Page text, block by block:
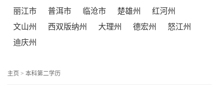
丽江市
普洱市 临沧市 楚雄州
红河州
文山州
西双版纳州 大理州 德宏州
怒江州
迪庆州
主页 > 本科第二学历